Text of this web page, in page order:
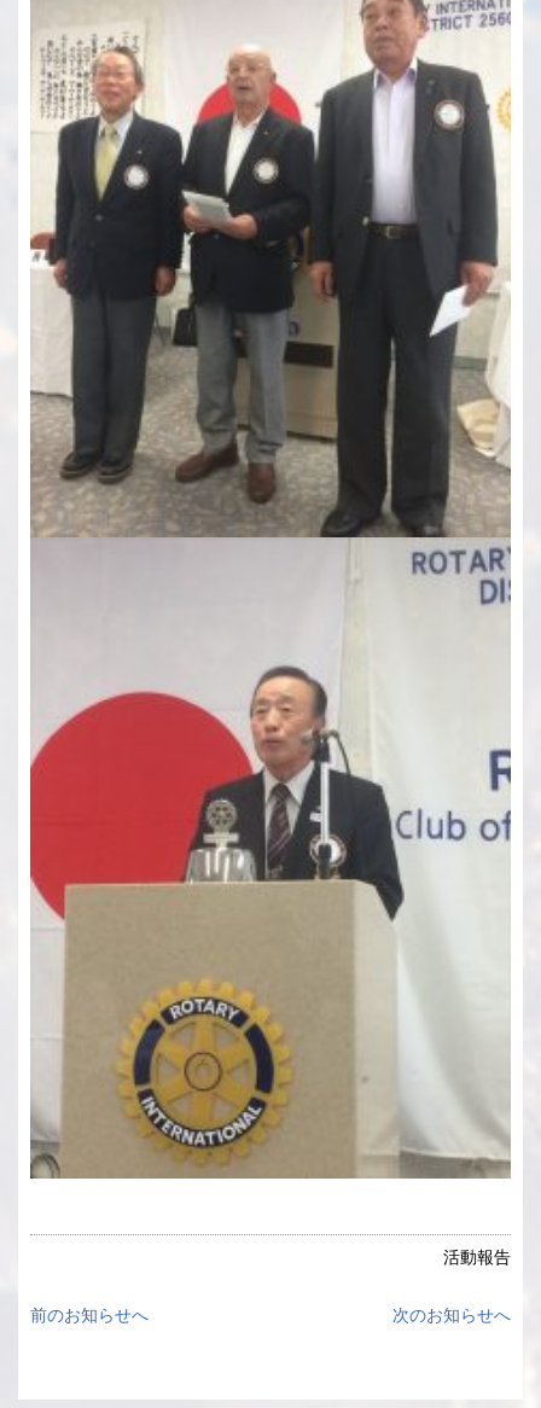
活動報告
前のお知らせへ 次のお知らせへ